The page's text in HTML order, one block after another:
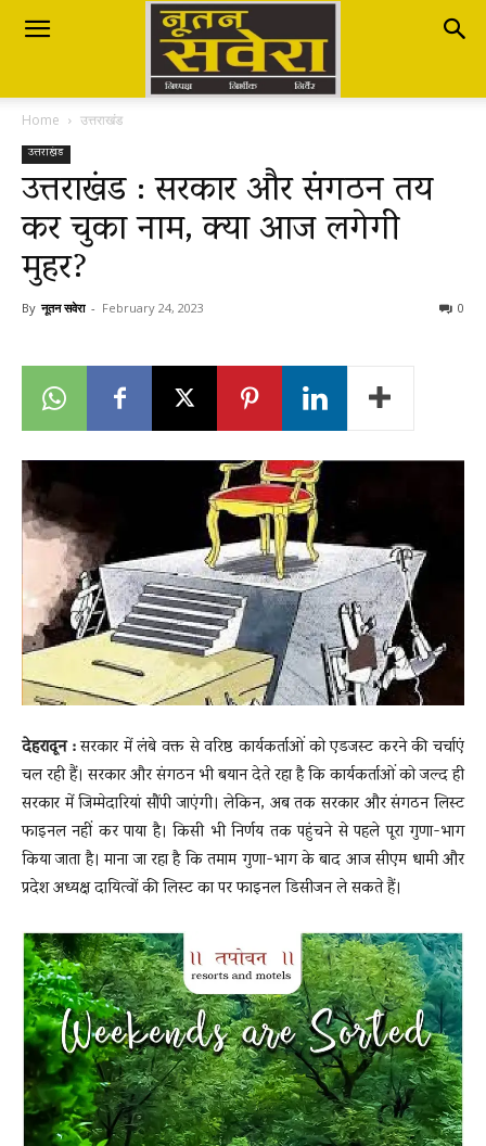
Nutan
Savera
नूतन
सवेरा
Breaking
LIVE
Home उत्तराखंड
उत्तराखंड
उत्तराखंड : सरकार और संगठन तय
कर चुका नाम, क्या आज लगेगी
मुहर?
By नूतन सवेरा - February 24, 2023 0
देहरादून :सरकार में लंबे वक्त से वरिष्ठ कार्यकर्ताओं को एडजस्ट करने की चर्चाएं
चल रही हैं। सरकार और संगठन भी बयान देते रहा है कि कार्यकर्ताओं को जल्द ही
सरकार में जिम्मेदारियां सौंपी जाएंगी। लेकिन, अब तक सरकार और संगठन लिस्ट
फाइनल नहीं कर पाया है। किसी भी निर्णय तक पहुंचने से पहले पूरा गुणा-भाग
किया जाता है। माना जा रहा है कि तमाम गुणा-भाग के बाद आज सीएम धामी और
प्रदेश अध्यक्ष दायित्वों की लिस्ट का पर फाइनल डिसीजन ले सकते हैं।